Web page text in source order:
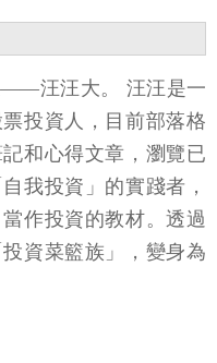
——汪汪大。 汪汪是一
投資人，目前部落格
和心得文章，瀏覽已
我投資」的實踐者，
作投資的教材。透過
資菜籃族」，變身為